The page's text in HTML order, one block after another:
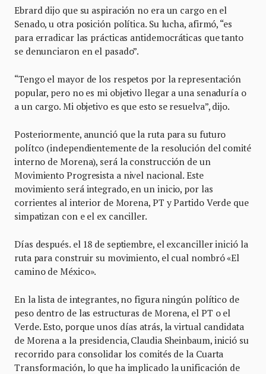
Ebrard dijo que su aspiración no era un cargo en el
Senado, u otra posición política. Su lucha, afirmó, “es
para erradicar las prácticas antidemocráticas que tanto
se denunciaron en el pasado”.
“Tengo el mayor de los respetos por la representación
popular, pero no es mi objetivo llegar a una senaduría o
a un cargo. Mi objetivo es que esto se resuelva”, dijo.
Posteriormente, anunció que la ruta para su futuro
polítco (independientemente de la resolución del comité
interno de Morena), será la construcción de un
Movimiento Progresista a nivel nacional. Este
movimiento será integrado, en un inicio, por las
corrientes al interior de Morena, PT y Partido Verde que
simpatizan con e el ex canciller.
Días después. el 18 de septiembre, el excanciller inició la
ruta para construir su movimiento, el cual nombró «El
camino de México».
En la lista de integrantes, no figura ningún político de
peso dentro de las estructuras de Morena, el PT o el
Verde. Esto, porque unos días atrás, la virtual candidata
de Morena a la presidencia, Claudia Sheinbaum, inició su
recorrido para consolidar los comités de la Cuarta
Transformación, lo que ha implicado la unificación de